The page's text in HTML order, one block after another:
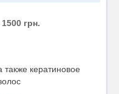
1500 грн.
кератиновое